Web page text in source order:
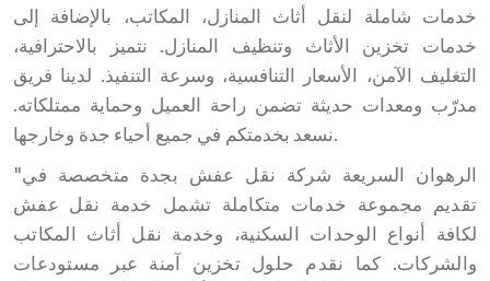
خدمات شاملة لنقل أثاث المنازل، المكاتب، بالإضافة إلى
خدمات تخزين الأثاث وتنظيف المنازل. نتميز بالاحترافية،
التغليف الآمن، الأسعار التنافسية، وسرعة التنفيذ. لدينا فريق
مدرّب ومعدات حديثة تضمن راحة العميل وحماية ممتلكاته.
نسعد بخدمتكم في جميع أحياء جدة وخارجها.
"الرهوان السريعة شركة نقل عفش بجدة متخصصة في
تقديم مجموعة خدمات متكاملة تشمل خدمة نقل عفش
لكافة أنواع الوحدات السكنية، وخدمة نقل أثاث المكاتب
والشركات. كما نقدم حلول تخزين آمنة عبر مستودعات